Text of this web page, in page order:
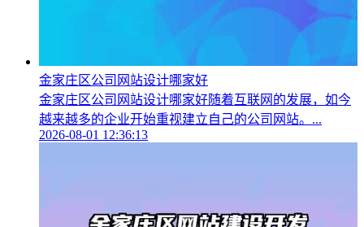
金家庄区公司网站设计哪家好
金家庄区公司网站设计哪家好随着互联网的发展，如今
越来越多的企业开始重视建立自己的公司网站。...
2026-08-01 12:36:13